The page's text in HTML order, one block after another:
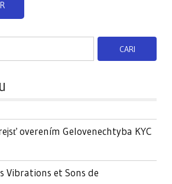
overením Gelovenechtyba KYC
Vibrations et Sons de